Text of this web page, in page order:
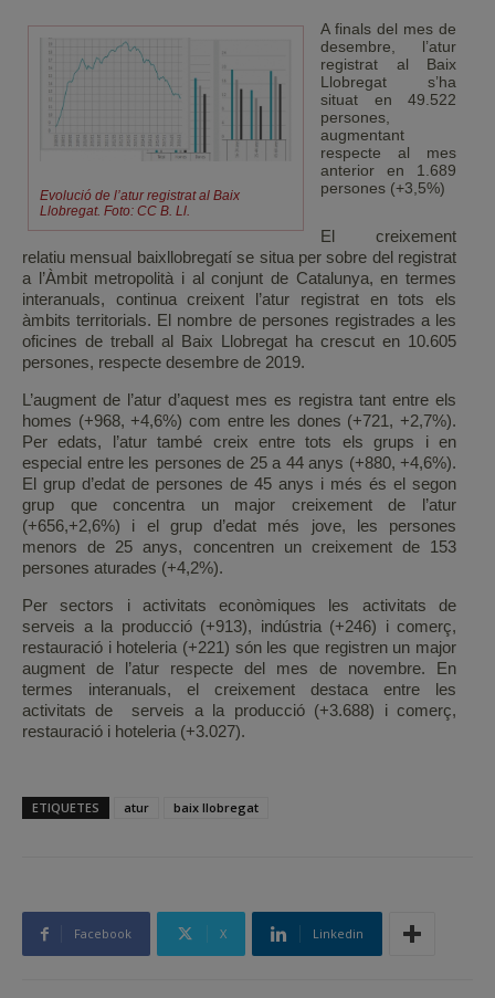
Evolució de l’atur registrat al Baix
Llobregat. Foto: CC B. Ll.
A finals del mes de
desembre, l’atur
registrat al Baix
Llobregat s’ha
situat en 49.522
persones,
augmentant
respecte al mes
anterior en 1.689
persones (+3,5%)
El creixement
relatiu mensual baixllobregatí se situa per sobre del registrat
a l’Àmbit metropolità i al conjunt de Catalunya, en termes
interanuals, continua creixent l’atur registrat en tots els
àmbits territorials. El nombre de persones registrades a les
oficines de treball al Baix Llobregat ha crescut en 10.605
persones, respecte desembre de 2019.
L’augment de l’atur d’aquest mes es registra tant entre els
homes (+968, +4,6%) com entre les dones (+721, +2,7%).
Per edats, l’atur també creix entre tots els grups i en
especial entre les persones de 25 a 44 anys (+880, +4,6%).
El grup d’edat de persones de 45 anys i més és el segon
grup que concentra un major creixement de l’atur
(+656,+2,6%) i el grup d’edat més jove, les persones
menors de 25 anys, concentren un creixement de 153
persones aturades (+4,2%).
Per sectors i activitats econòmiques les activitats de
serveis a la producció (+913), indústria (+246) i comerç,
restauració i hoteleria (+221) són les que registren un major
augment de l’atur respecte del mes de novembre. En
termes interanuals, el creixement destaca entre les
activitats de serveis a la producció (+3.688) i comerç,
restauració i hoteleria (+3.027).
ETIQUETES atur baix llobregat
Facebook X Linkedin